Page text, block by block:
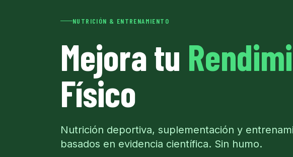
NUTRICIÓN & ENTRENAMIENTO
Mejora tu
Físico
Nutrición deportiva, suplementación y
basados en evidencia científica. Sin humo.